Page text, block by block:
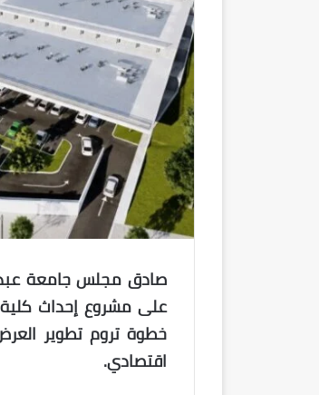
صادق مجلس جامعة عبد
على مشروع إحداث كلية
خطوة تروم تطوير
اقتصادي.